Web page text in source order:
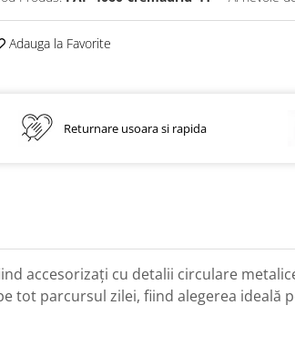
Adauga la Favorite
Returnare usoara si rapida
accesorizați cu detalii circulare
tot parcursul zilei, fiind alegerea ideală